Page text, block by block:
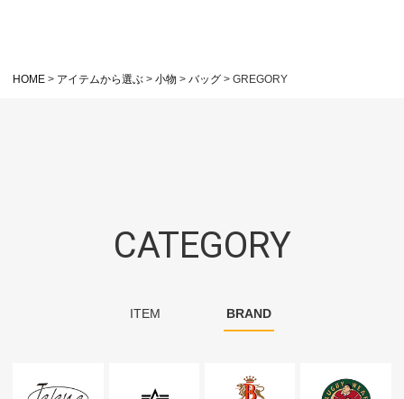
HOME アイテムから選ぶ 小物 バッグ GREGORY
CATEGORY
ITEM BRAND